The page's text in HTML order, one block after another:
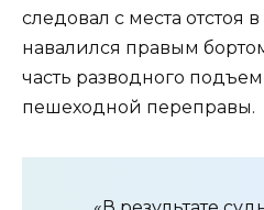
следовал с места отстоя
навалился правым
часть разводного
пешеходной переправы.